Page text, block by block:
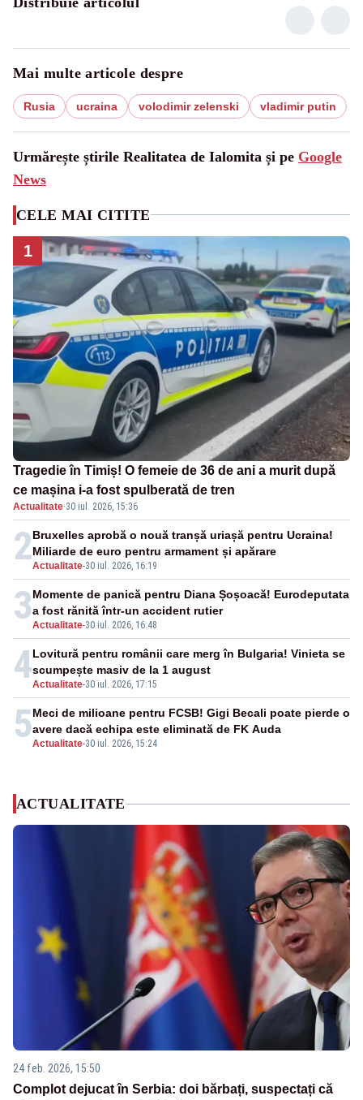
Mai multe articole despre
Rusia ucraina volodimir zelenski vladimir putin
Urmărește știrile Realitatea de Ialomita și pe Google
News
CELE MAI CITITE
1
Tragedie în Timiș! O femeie de 36 de ani a murit după
ce mașina i-a fost spulberată de tren
Actualitate·30 iul. 2026, 15:36
2Actualitate-30 iul. 2026, 16:19
Bruxelles aprobă o nouă tranșă uriașă pentru Ucraina!
Miliarde de euro pentru armament și apărare
3Actualitate-30 iul. 2026, 16:48
Momente de panică pentru Diana Șoșoacă! Eurodeputata
a fost rănită într-un accident rutier
4Actualitate-30 iul. 2026, 17:15
Lovitură pentru românii care merg în Bulgaria! Vinieta se
scumpește masiv de la 1 august
5Actualitate-30 iul. 2026, 15:24
Meci de milioane pentru FCSB! Gigi Becali poate pierde o
avere dacă echipa este eliminată de FK Auda
ACTUALITATE
24 feb. 2026, 15:50
Complot dejucat în Serbia: doi bărbați, suspectați că